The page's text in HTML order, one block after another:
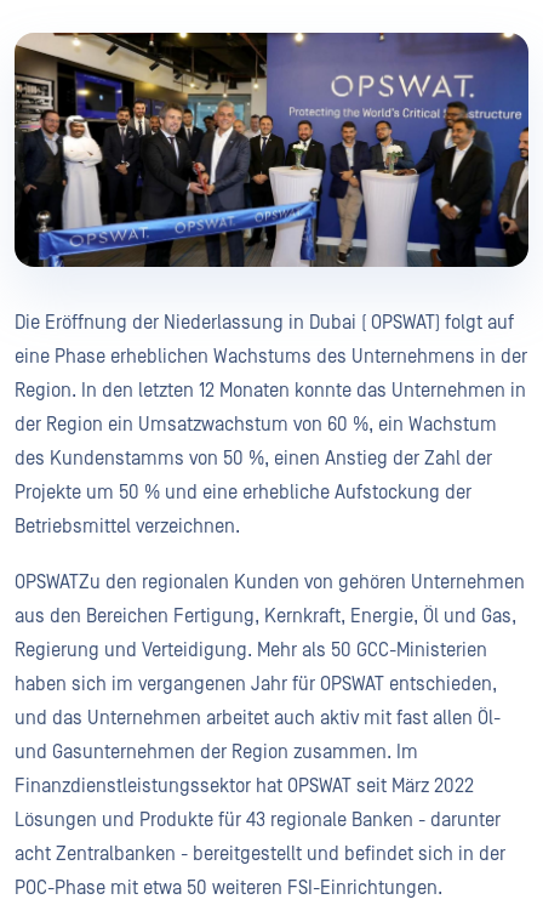
Die Eröffnung der Niederlassung in Dubai ( OPSWAT) folgt auf
eine Phase erheblichen Wachstums des Unternehmens in der
Region. In den letzten 12 Monaten konnte das Unternehmen in
der Region ein Umsatzwachstum von 60 %, ein Wachstum
des Kundenstamms von 50 %, einen Anstieg der Zahl der
Projekte um 50 % und eine erhebliche Aufstockung der
Betriebsmittel verzeichnen.
OPSWATZu den regionalen Kunden von gehören Unternehmen
aus den Bereichen Fertigung, Kernkraft, Energie, Öl und Gas,
Regierung und Verteidigung. Mehr als 50 GCC-Ministerien
haben sich im vergangenen Jahr für OPSWAT entschieden,
und das Unternehmen arbeitet auch aktiv mit fast allen Öl-
und Gasunternehmen der Region zusammen. Im
Finanzdienstleistungssektor hat OPSWAT seit März 2022
Lösungen und Produkte für 43 regionale Banken - darunter
acht Zentralbanken - bereitgestellt und befindet sich in der
POC-Phase mit etwa 50 weiteren FSI-Einrichtungen.